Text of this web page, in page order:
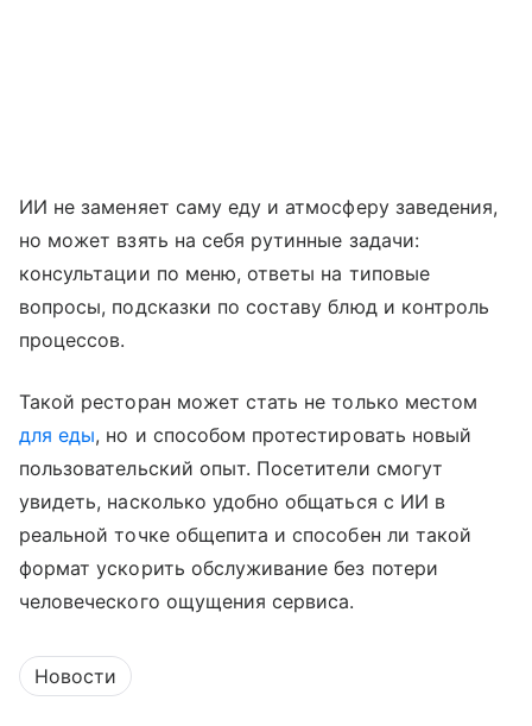
ИИ не заменяет саму еду и атмосферу заведения,
но может взять на себя рутинные задачи:
консультации по меню, ответы на типовые
вопросы, подсказки по составу блюд и контроль
процессов.
Такой ресторан может стать не только местом
для еды, но и способом протестировать новый
пользовательский опыт. Посетители смогут
увидеть, насколько удобно общаться с ИИ в
реальной точке общепита и способен ли такой
формат ускорить обслуживание без потери
человеческого ощущения сервиса.
Новости